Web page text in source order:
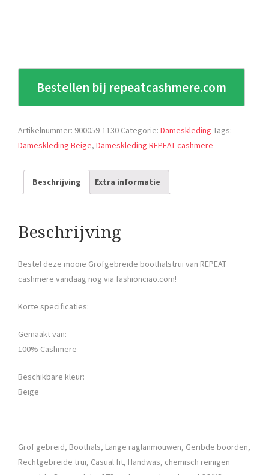
Bestellen bij repeatcashmere.com
Artikelnummer: 900059-1130 Categorie: Dameskleding Tags:
Dameskleding Beige, Dameskleding REPEAT cashmere
Beschrijving Extra informatie
Beschrijving
Bestel deze mooie Grofgebreide boothalstrui van REPEAT
cashmere vandaag nog via fashionciao.com!
Korte specificaties:
Gemaakt van:
100% Cashmere
Beschikbare kleur:
Beige
Grof gebreid, Boothals, Lange raglanmouwen, Geribde boorden,
Rechtgebreide trui, Casual fit, Handwas, chemisch reinigen